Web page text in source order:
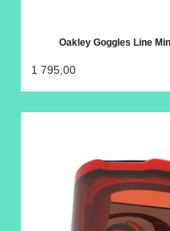
Oakley Goggles Line
1 795,00